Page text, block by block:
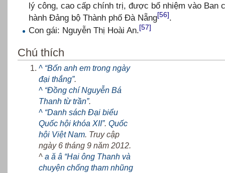
lý công, cao cấp chính trị, được bổ nhiệm vào Ban
hành Đảng bộ Thành phố Đà Nẵng[56].
Con gái: Nguyễn Thị Hoài An.[57]
Chú thích
^ “Bốn anh em trong ngày
đại thắng”.
^ “Đồng chí Nguyễn Bá
Thanh từ trần”.
^ “Danh sách Đại biểu
Quốc hội khóa XII”. Quốc
hội Việt Nam. Truy cập
ngày 6 tháng 9 năm 2012.
^ a ă â “Hai ông Thanh và
chuyện chống tham nhũng